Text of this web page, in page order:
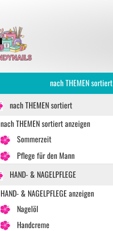
nach THEMEN sortiert
nach THEMEN sortiert
nach THEMEN sortiert anzeigen
Sommerzeit
Pflege für den Mann
HAND- & NAGELPFLEGE
HAND- & NAGELPFLEGE anzeigen
Nagelöl
Handcreme